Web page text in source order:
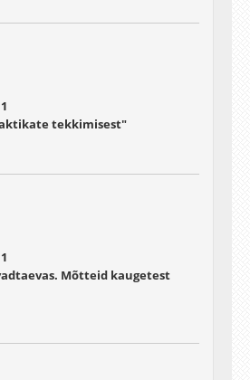
tekkimisest"
Mõtteid kaugetest